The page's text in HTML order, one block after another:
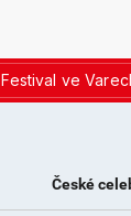
Festival ve
České